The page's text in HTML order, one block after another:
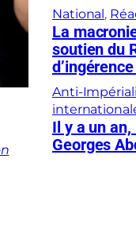
National,
La
soutien du
Anti-
Il y a un
Georges